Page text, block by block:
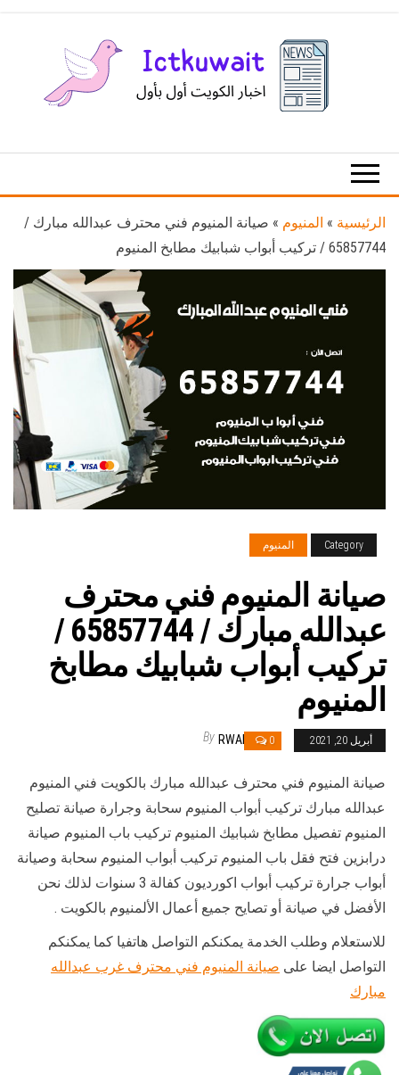
الكويت
الرئيسية » المنيوم » صيانة المنيوم فني محترف عبدالله مبارك /
65857744 / تركيب أبواب شبابيك مطابخ المنيوم
Category المنيوم
صيانة المنيوم فني محترف
عبدالله مبارك / 65857744 /
تركيب أبواب شبابيك مطابخ
المنيوم
أبريل 20, 2021 0
By RWAN
صيانة المنيوم فني محترف عبدالله مبارك بالكويت فني المنيوم
عبدالله مبارك تركيب أبواب المنيوم سحابة وجرارة صيانة تصليح
المنيوم تفصيل مطابخ شبابيك المنيوم تركيب باب المنيوم صيانة
درابزين فتح فقل باب المنيوم تركيب أبواب المنيوم سحابة وصيانة
أبواب جرارة تركيب أبواب اكورديون كفالة 3 سنوات لذلك نحن
الأفضل في صيانة أو تصايح جميع أعمال الألمنيوم بالكويت .
للاستعلام وطلب الخدمة يمكنكم التواصل هاتفيا كما يمكنكم
التواصل ايضا على صيانة المنيوم فني محترف غرب عبدالله
مبارك